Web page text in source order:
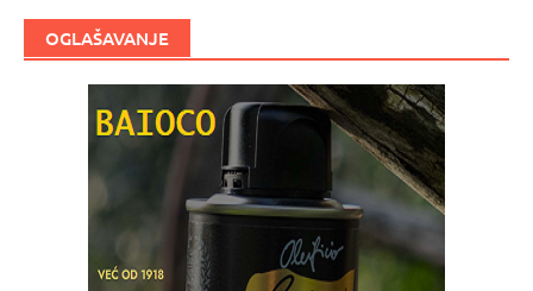
OGLAŠAVANJE